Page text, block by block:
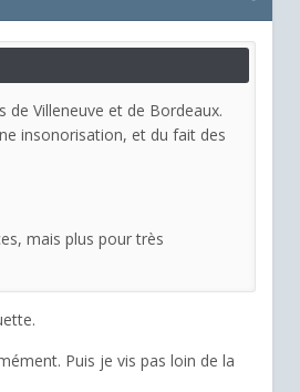
Villeneuve et de Bordeaux.
insonorisation, et du fait des
mais plus pour très
Puis je vis pas loin de la